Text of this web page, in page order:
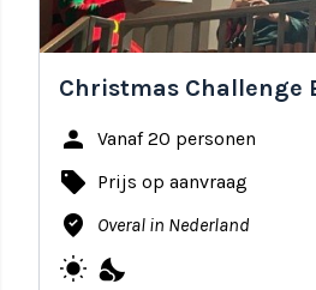
Christmas Challenge
person Vanaf 20 personen
local_offer Prijs op aanvraag
where_to_vote Overal in Nederland
wb_sunny nights_stay